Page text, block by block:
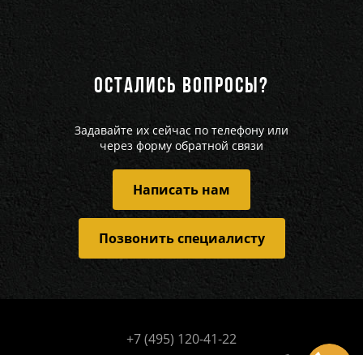
ОСТАЛИСЬ ВОПРОСЫ?
Задавайте их сейчас по телефону или
через форму обратной связи
Написать нам
Позвонить специалисту
+7 (495) 120-41-22